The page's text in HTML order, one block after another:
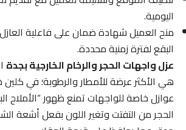
اليومية.
منح العميل شهادة ضمان على فاعلية العازل
البقع لفترة زمنية محددة.
عزل واجهات الحجر والرخام الخارجية بجدة
هي الأكثر عرضة للأمطار والرطوبة؛ في كلين
عوازل خاصة للواجهات تمنع ظهور “الأملاح
الحجر من التفتت وتغير اللون بفعل أشعة